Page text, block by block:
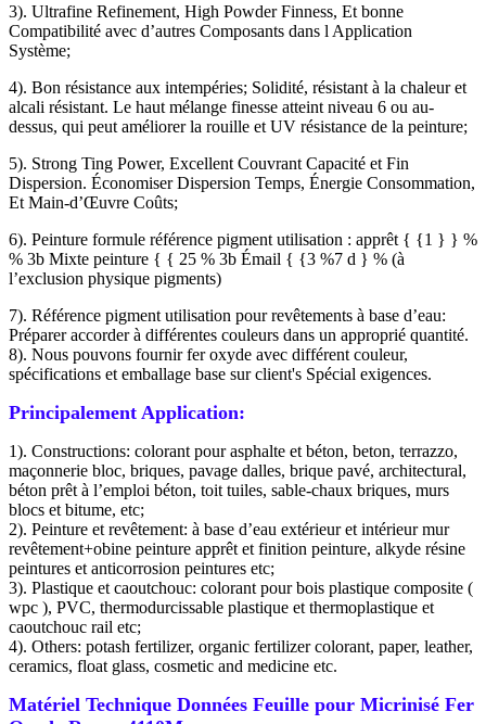
3). Ultrafine Refinement, High Powder Finness, Et bonne
Compatibilité avec d’autres Composants dans l Application
Système;
4). Bon résistance aux intempéries; Solidité, résistant à la chaleur et
alcali résistant. Le haut mélange finesse atteint niveau 6 ou au-
dessus, qui peut améliorer la rouille et UV résistance de la peinture;
5). Strong Ting Power, Excellent Couvrant Capacité et Fin
Dispersion. Économiser Dispersion Temps, Énergie Consommation,
Et Main-d’Œuvre Coûts;
6). Peinture formule référence pigment utilisation : apprêt { {1 } } %
% 3b Mixte peinture { { 25 % 3b Émail { {3 %7 d } % (à
l’exclusion physique pigments)
7). Référence pigment utilisation pour revêtements à base d’eau:
Préparer accorder à différentes couleurs dans un approprié quantité.
8). Nous pouvons fournir fer oxyde avec différent couleur,
spécifications et emballage base sur client's Spécial exigences.
Principalement Application:
1). Constructions: colorant pour asphalte et béton, beton, terrazzo,
maçonnerie bloc, briques, pavage dalles, brique pavé, architectural,
béton prêt à l’emploi béton, toit tuiles, sable-chaux briques, murs
blocs et bitume, etc;
2). Peinture et revêtement: à base d’eau extérieur et intérieur mur
revêtement+obine peinture apprêt et finition peinture, alkyde résine
peintures et anticorrosion peintures etc;
3). Plastique et caoutchouc: colorant pour bois plastique composite (
wpc ), PVC, thermodurcissable plastique et thermoplastique et
caoutchouc rail etc;
4). Others: potash fertilizer, organic fertilizer colorant, paper, leather,
ceramics, float glass, cosmetic and medicine etc.
Matériel Technique Données Feuille pour Micrinisé Fer